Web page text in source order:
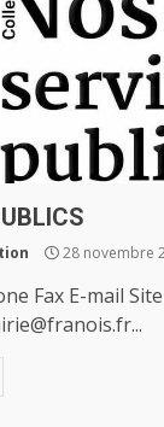
28 novembre
Fax E-mail